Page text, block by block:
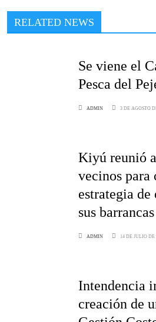
RELATED NEWS
Se viene el
Pesca del
ADMIN 3 DE AGOSTO
Kiyú reunió
vecinos para
estrategia de
sus barrancas
ADMIN 14 DE JULIO DE
Intendencia
creación de